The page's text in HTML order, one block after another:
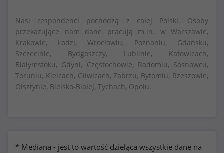
Nasi respondenci pochodzą z całej Polski. Osoby
przekazujące nam dane pracują m.in. w Warszawie,
Krakowie, Łodzi, Wrocławiu, Poznaniu, Gdańsku,
Szczecinie, Bydgoszczy, Lublinie, Katowicach,
Białymstoku, Gdyni, Częstochowie, Radomiu, Sosnowcu,
Toruniu, Kielcach, Gliwicach, Zabrzu, Bytomiu, Rzeszowie,
Olsztynie, Bielsko-Białej, Tychach, Opolu.
* Mediana - jest to wartość dzieląca wszystkie dane na